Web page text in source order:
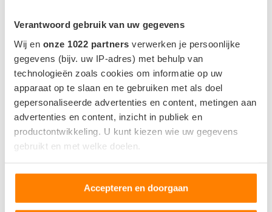
Verantwoord gebruik van uw gegevens
Wij en onze 1022 partners verwerken je persoonlijke
gegevens (bijv. uw IP-adres) met behulp van
technologieën zoals cookies om informatie op uw
apparaat op te slaan en te gebruiken met als doel
gepersonaliseerde advertenties en content, metingen aan
advertenties en content, inzicht in publiek en
productontwikkeling. U kunt kiezen wie uw gegevens
gebruikt en met welke doelen.
Als u het toestaat, willen we ook graag:
Informatie verzamelen over uw geografische locatie,
die tot een paar meter nauwkeurig kan zijn
Accepteren en doorgaan
MEEST GELEZEN NIEUWS
1